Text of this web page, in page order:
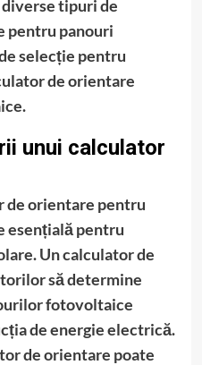
tipuri de
pentru panouri
selecție pentru
de orientare
unui calculator
de orientare pentru
esențială pentru
Un calculator de
să determine
fotovoltaice
de energie electrică.
de orientare poate